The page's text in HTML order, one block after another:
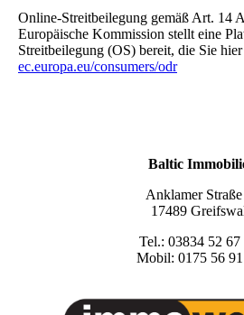
Online-Streitbeilegung gemäß Art. 14
Europäische Kommission stellt eine
Streitbeilegung (OS) bereit, die Sie
ec.europa.eu/consumers/odr
Baltic
Anklamer Straße
17489
Tel.: 03834 52 67
Mobil: 0175 56